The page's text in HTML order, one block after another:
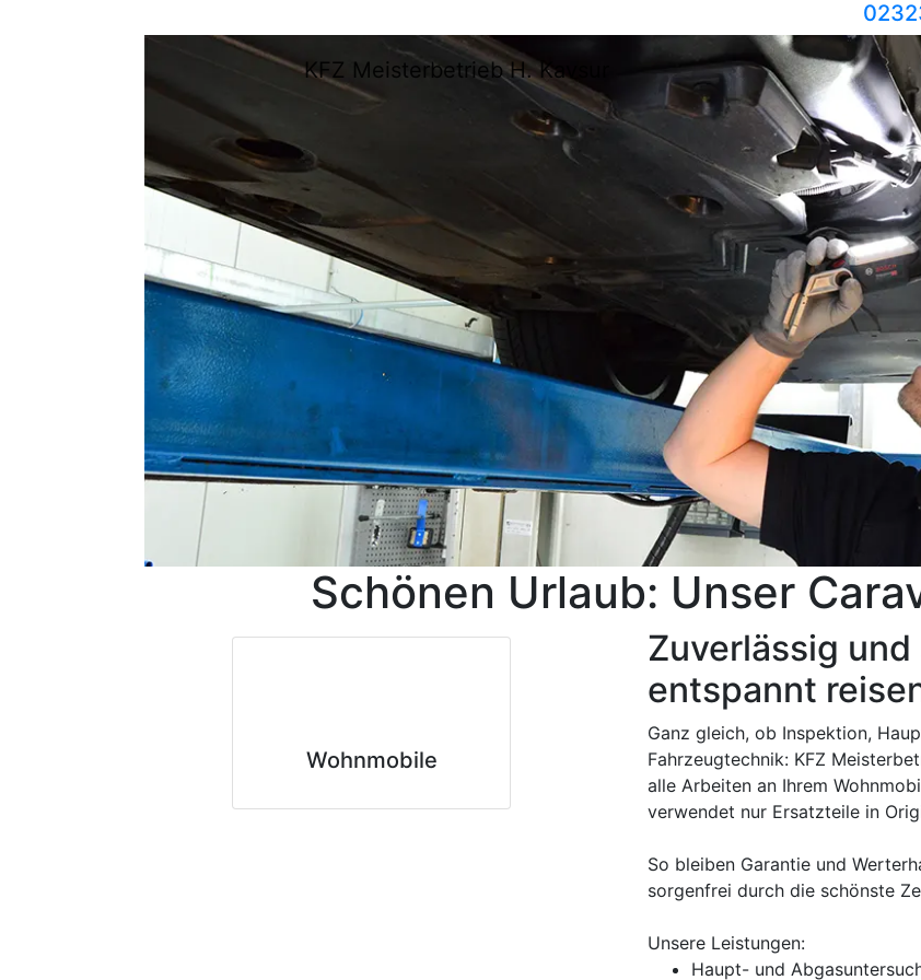
KFZ Meisterbetrieb H. Kavsur
Schönen Urlaub: Unser
Wohnmobile
Zuverlässig
entspannt
Ganz gleich, ob Inspektion,
Fahrzeugtechnik: KFZ
alle Arbeiten an Ihrem
verwendet nur Ersatzteile in
So bleiben Garantie und
sorgenfrei durch die schönste
Unsere Leistungen:
Haupt- und